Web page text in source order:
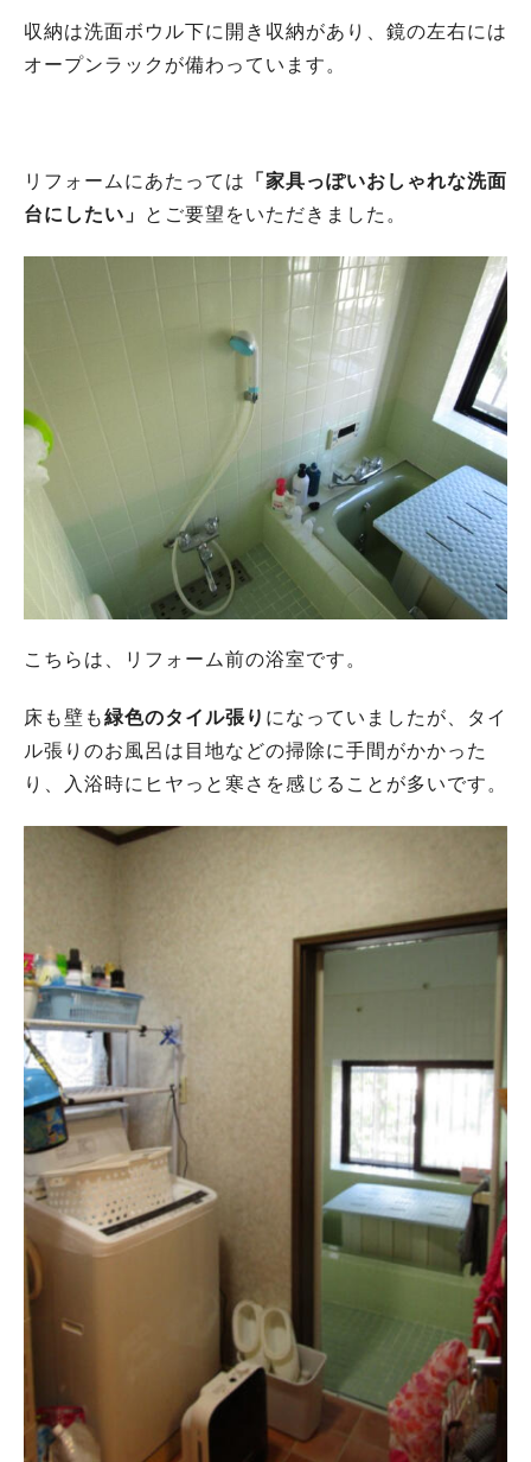
収納は洗面ボウル下に開き収納があり、鏡の左右には
オープンラックが備わっています。
リフォームにあたっては
「家具っぽいおしゃれな洗面
台にしたい」
とご要望をいただきました。
こちらは、リフォーム前の浴室です。
床も壁も緑色のタイル張り になっていましたが、タイ
ル張りのお風呂は目地などの掃除に手間がかかった
り、入浴時にヒヤっと寒さを感じることが多いです。